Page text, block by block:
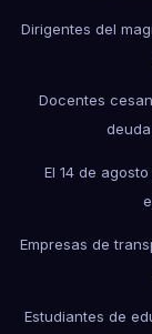
Dirigentes del
Docentes
El 14 de
Empresas de
Estudiantes de